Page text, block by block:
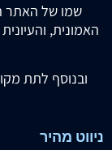
שמו של האתר
האמונית,
ובנוסף לתת
ניווט מהיר